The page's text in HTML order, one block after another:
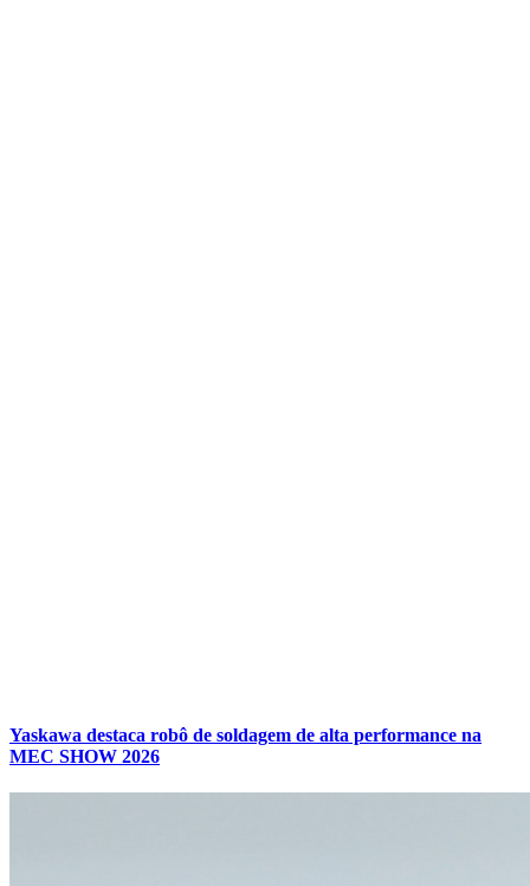
Yaskawa destaca robô de soldagem de alta performance na
MEC SHOW 2026